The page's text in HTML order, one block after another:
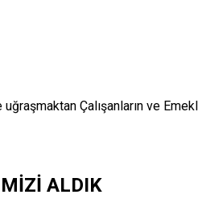
Çalışanların ve
ALDIK